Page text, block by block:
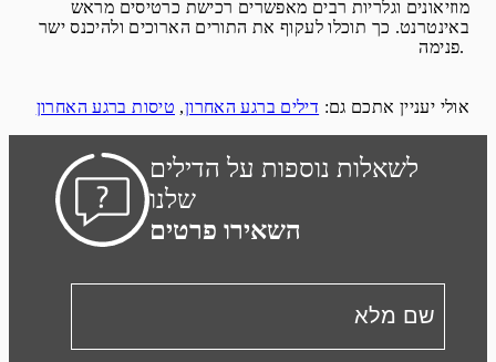
מוזיאונים וגלריות רבים מאפשרים רכישת כרטיסים מראש
באינטרנט. כך תוכלו לעקוף את התורים הארוכים ולהיכנס ישר
פנימה.
אולי יעניין אתכם גם: דילים ברגע האחרון, טיסות ברגע האחרון
לשאלות נוספות על הדילים
שלנו
השאירו פרטים